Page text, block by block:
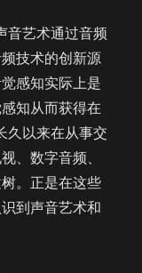
音艺术通过音频
技术的创新源
感知实际上是
知从而获得在
久以来在从事交
、数字音频、
。正是在这些
到声音艺术和